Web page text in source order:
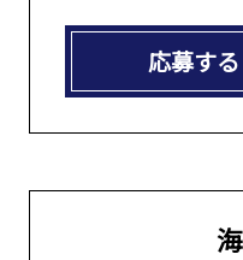
応募する